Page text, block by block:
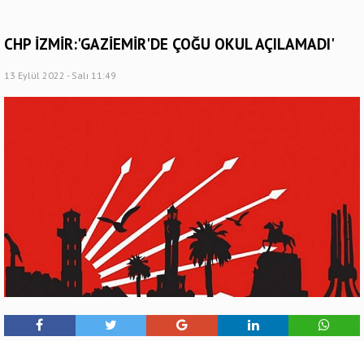
CHP İZMİR:'GAZİEMİR'DE ÇOĞU OKUL AÇILAMADI'
13 Eylül 2022 - Salı 11:49